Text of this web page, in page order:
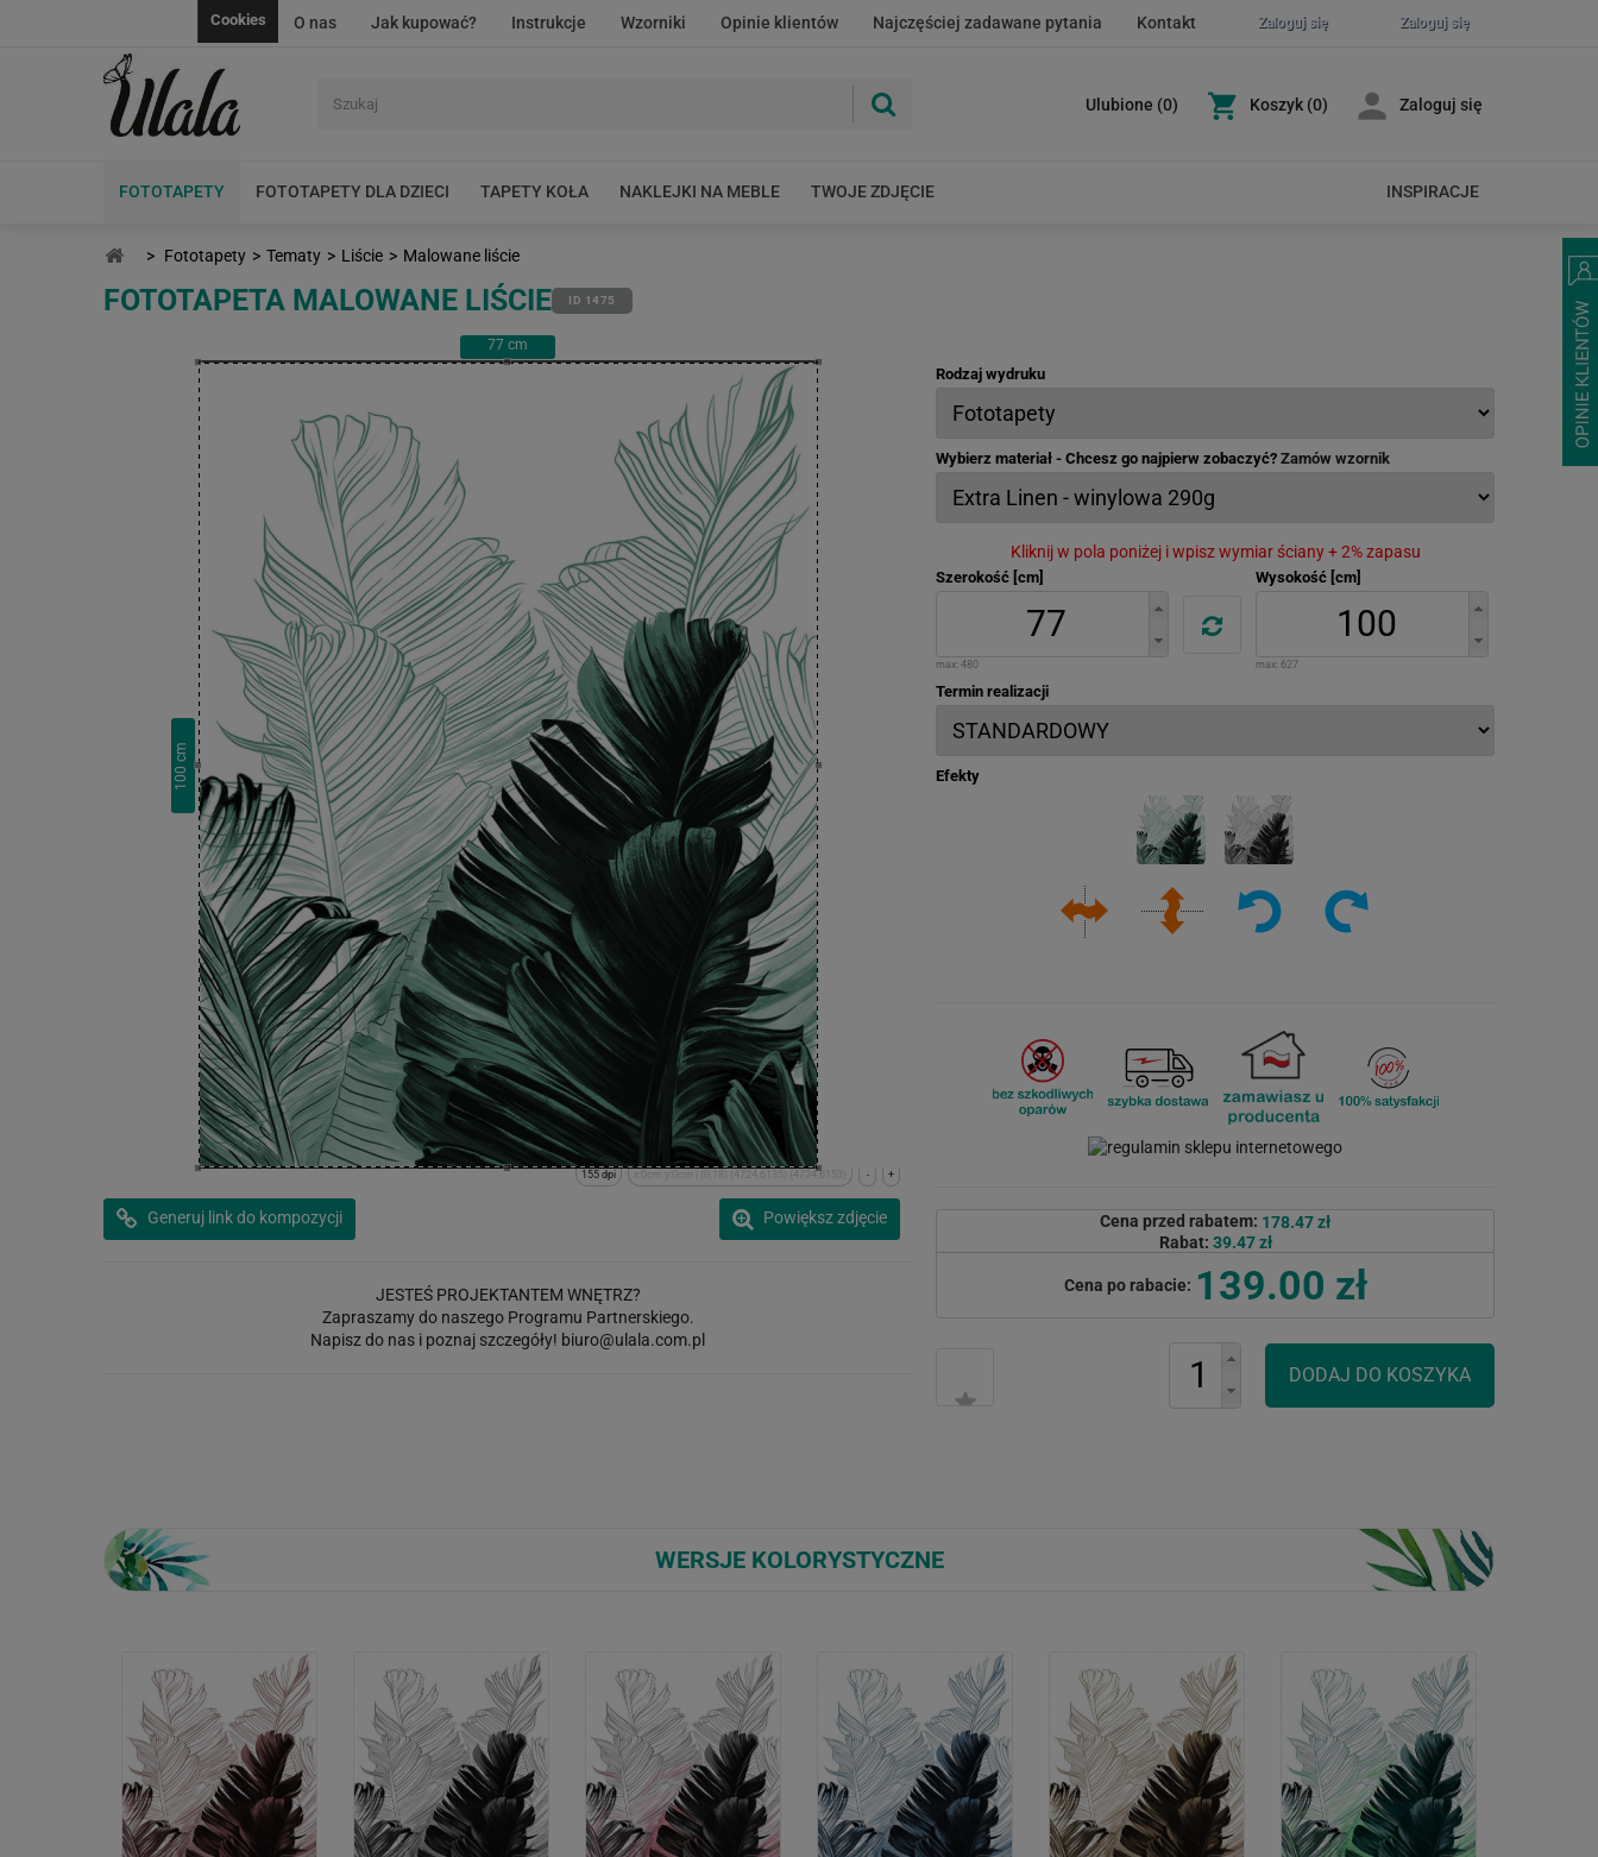
Zaloguj się
Zaloguj się
O nas Jak kupować? Instrukcje Wzorniki Opinie klientów Najczęściej zadawane pytania Kontakt
Cookies
Ulubione (0) Koszyk (0) Zaloguj się
FOTOTAPETY FOTOTAPETY DLA DZIECI TAPETY KOŁA NAKLEJKI NA MEBLE TWOJE ZDJĘCIE INSPIRACJE
> Fototapety > Tematy > Liście > Malowane liście
FOTOTAPETA MALOWANE LIŚCIE ID 1475
77 cm
100
cm
+
-
x:0cm y:0cm | (0,18) (4724,6135) (4724,6153)
155 dpi
Powiększ zdjęcie
Generuj link do kompozycji
JESTEŚ PROJEKTANTEM WNĘTRZ?
Zapraszamy do naszego Programu Partnerskiego.
Napisz do nas i poznaj szczegóły! biuro@ulala.com.pl
Rodzaj wydruku
Wybierz materiał - Chcesz go najpierw zobaczyć? Zamów wzornik
Kliknij w pola poniżej i wpisz wymiar ściany + 2% zapasu
Szerokość [cm]
max: 480
Wysokość [cm]
max: 627
Termin realizacji
Efekty
Cena przed rabatem: 178.47 zł
Rabat: 39.47 zł
Cena po rabacie: 139.00 zł
WERSJE KOLORYSTYCZNE